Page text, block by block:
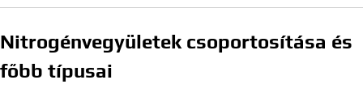
Nitrogénvegyületek csoportosítása és
főbb típusai